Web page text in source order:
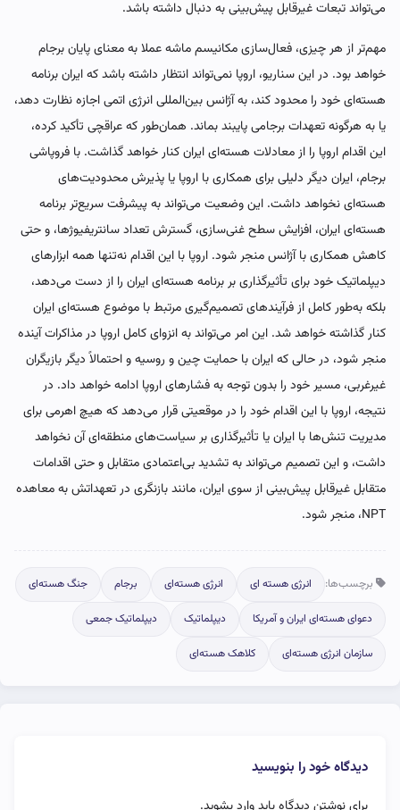
می‌تواند تبعات غیرقابل پیش‌بینی به دنبال داشته باشد.
مهم‌تر از هر چیزی، فعال‌سازی مکانیسم ماشه عملا به معنای پایان برجام
خواهد بود. در این سناریو، اروپا نمی‌تواند انتظار داشته باشد که ایران برنامه
هسته‌ای خود را محدود کند، به آژانس بین‌المللی انرژی اتمی اجازه نظارت دهد،
یا به هرگونه تعهدات برجامی پایبند بماند. همان‌طور که عراقچی تأکید کرده،
این اقدام اروپا را از معادلات هسته‌ای ایران کنار خواهد گذاشت. با فروپاشی
برجام، ایران دیگر دلیلی برای همکاری با اروپا یا پذیرش محدودیت‌های
هسته‌ای نخواهد داشت. این وضعیت می‌تواند به پیشرفت سریع‌تر برنامه
هسته‌ای ایران، افزایش سطح غنی‌سازی، گسترش تعداد سانتریفیوژها، و حتی
کاهش همکاری با آژانس منجر شود. اروپا با این اقدام نه‌تنها همه ابزارهای
دیپلماتیک خود برای تأثیرگذاری بر برنامه هسته‌ای ایران را از دست می‌دهد،
بلکه به‌طور کامل از فرآیندهای تصمیم‌گیری مرتبط با موضوع هسته‌ای ایران
کنار گذاشته خواهد شد. این امر می‌تواند به انزوای کامل اروپا در مذاکرات آینده
منجر شود، در حالی که ایران با حمایت چین و روسیه و احتمالاً دیگر بازیگران
غیرغربی، مسیر خود را بدون توجه به فشارهای اروپا ادامه خواهد داد. در
نتیجه، اروپا با این اقدام خود را در موقعیتی قرار می‌دهد که هیچ اهرمی برای
مدیریت تنش‌ها با ایران یا تأثیرگذاری بر سیاست‌های منطقه‌ای آن نخواهد
داشت، و این تصمیم می‌تواند به تشدید بی‌اعتمادی متقابل و حتی اقدامات
متقابل غیرقابل پیش‌بینی از سوی ایران، مانند بازنگری در تعهداتش به معاهده
NPT، منجر شود.
برچسب‌ها: انرژی هسته ای انرژی هسته‌ای برجام جنگ هسته‌ای
دعوای هسته‌ای ایران و آمریکا دیپلماتیک دیپلماتیک جمعی
سازمان انرژی هسته‌ای کلاهک هسته‌ای
دیدگاه خود را بنویسید